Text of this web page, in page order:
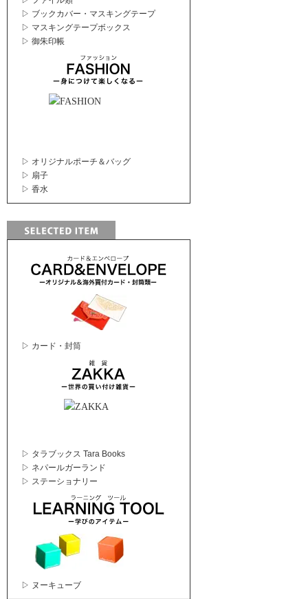
▷ ブックカバー・マスキングテープ
▷ マスキングテープボックス
▷ 御朱印帳
▷ オリジナルポーチ＆バッグ
▷ 扇子
▷ 香水
▷ カード・封筒
▷ タラブックス Tara Books
▷ ネパールガーランド
▷ ステーショナリー
▷ ヌーキューブ